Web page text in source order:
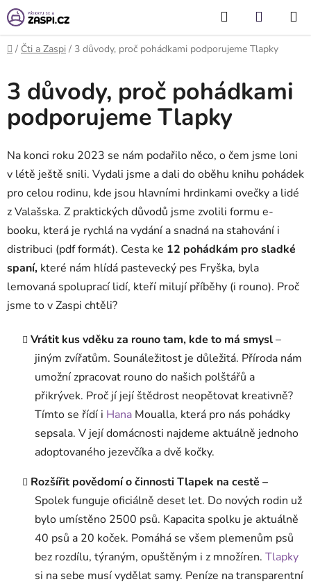
Přejít na obsah Hledat
KOŠÍK
Domů
/ Čti a Zaspi / 3 důvody, proč pohádkami podporujeme Tlapky
3 důvody, proč pohádkami
podporujeme Tlapky
Na konci roku 2023 se nám podařilo něco, o čem jsme loni
v létě ještě snili. Vydali jsme a dali do oběhu knihu pohádek
pro celou rodinu, kde jsou hlavními hrdinkami ovečky a lidé
z Valašska. Z praktických důvodů jsme zvolili formu e-
booku, která je rychlá na vydání a snadná na stahování i
distribuci (pdf formát). Cesta ke 12 pohádkám pro sladké
spaní, které nám hlídá pastevecký pes Fryška, byla
lemovaná spoluprací lidí, kteří milují příběhy (i rouno). Proč
jsme to v Zaspi chtěli?
Vrátit kus vděku za rouno tam, kde to má smysl–
jiným zvířatům. Sounáležitost je důležitá. Příroda nám
umožní zpracovat rouno do našich polštářů a
přikrývek. Proč jí její štědrost neopětovat kreativně?
Tímto se řídí i Hana Moualla, která pro nás pohádky
sepsala. V její domácnosti najdeme aktuálně jednoho
adoptovaného jezevčíka a dvě kočky.
Rozšířit povědomí o činnosti Tlapek na cestě –
Spolek funguje oficiálně deset let. Do nových rodin už
bylo umístěno 2500 psů. Kapacita spolku je aktuálně
40 psů a 20 koček. Pomáhá se všem plemenům psů
bez rozdílu, týraným, opuštěným i z množíren. Tlapky
si na sebe musí vydělat samy. Peníze na transparentní